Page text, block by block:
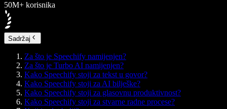
50M+ korisnika
Sadržaj
Za što je Speechify namijenjen?
Za što je Turbo AI namijenjen?
Kako Speechify stoji za tekst u govor?
Kako Speechify stoji za AI bilješke?
Kako Speechify stoji za glasovnu produktivnost?
Kako Speechify stoji za stvarne radne procese?